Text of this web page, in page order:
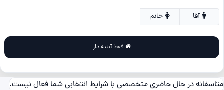
خانم
متاسفانه در حال حاضری متخصصی با شرایط انتخابی شما فعال نیست.